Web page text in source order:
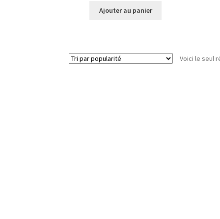
Ajouter au panier
Voici le seul